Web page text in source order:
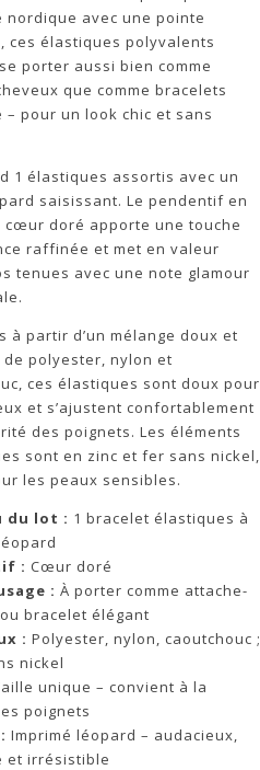
nordique avec une pointe
ces élastiques polyvalents
porter aussi bien comme
que comme bracelets
– pour un look chic et sans
1 élastiques assortis avec un
saisissant. Le pendentif en
cœur doré apporte une touche
raffinée et met en valeur
tenues avec une note glamour
à partir d’un mélange doux et
polyester, nylon et
ces élastiques sont doux pour
et s’ajustent confortablement
des poignets. Les éléments
sont en zinc et fer sans nickel,
les peaux sensibles.
du lot : 1 bracelet élastiques à
: Cœur doré
: À porter comme attache-
bracelet élégant
: Polyester, nylon, caoutchouc ;
nickel
unique – convient à la
poignets
Imprimé léopard – audacieux,
et irrésistible